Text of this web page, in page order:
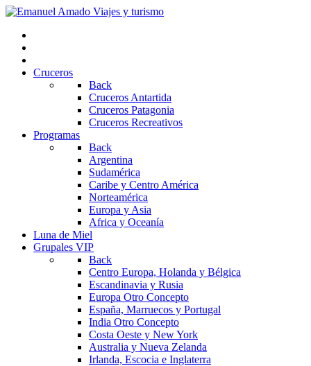
Cruceros
Back
Cruceros Antartida
Cruceros Patagonia
Cruceros Recreativos
Programas
Back
Argentina
Sudamérica
Caribe y Centro América
Norteamérica
Europa y Asia
Africa y Oceanía
Luna de Miel
Grupales VIP
Back
Centro Europa, Holanda y Bélgica
Escandinavia y Rusia
Europa Otro Concepto
España, Marruecos y Portugal
India Otro Concepto
Costa Oeste y New York
Australia y Nueva Zelanda
Irlanda, Escocia e Inglaterra